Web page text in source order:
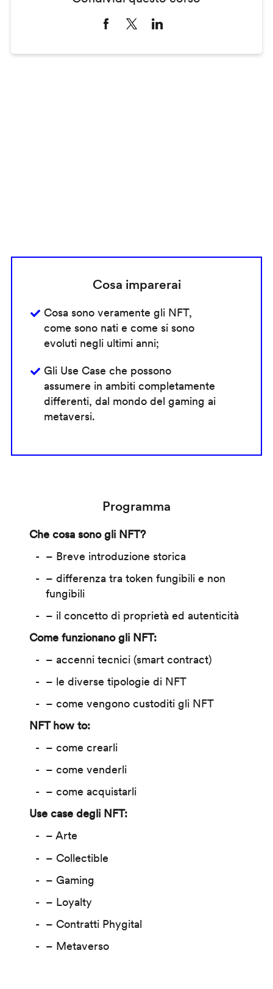
Cosa imparerai
Cosa sono veramente gli NFT,
come sono nati e come si sono
evoluti negli ultimi anni;
Gli Use Case che possono
assumere in ambiti completamente
differenti, dal mondo del gaming ai
metaversi.
Programma
Che cosa sono gli NFT?
– Breve introduzione storica
– differenza tra token fungibili e non
fungibili
– il concetto di proprietà ed autenticità
Come funzionano gli NFT:
– accenni tecnici (smart contract)
– le diverse tipologie di NFT
– come vengono custoditi gli NFT
NFT how to:
– come crearli
– come venderli
– come acquistarli
Use case degli NFT:
– Arte
– Collectible
– Gaming
– Loyalty
– Contratti Phygital
– Metaverso